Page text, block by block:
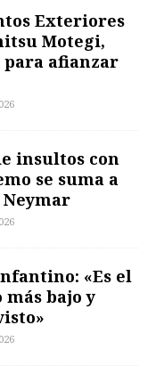
Exteriores
Motegi,
afianzar
insultos con
se suma a
«Es el
bajo y